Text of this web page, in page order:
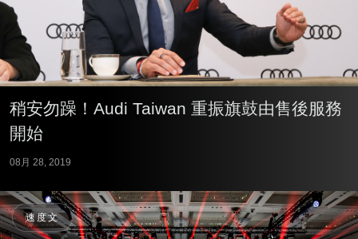
稍安勿躁！Audi Taiwan 重振旗鼓由售後服務
開始
08月 28, 2019
速度文